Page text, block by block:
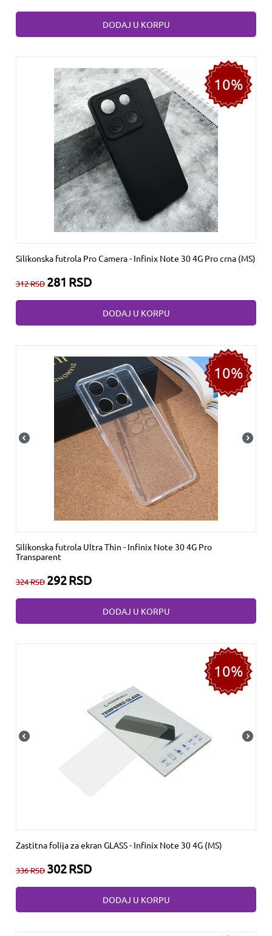
DODAJ U KORPU
10%
Silikonska futrola Pro Camera - Infinix Note 30 4G Pro crna (MS)
312RSD 281 RSD
DODAJ U KORPU
10%
Silikonska futrola Ultra Thin - Infinix Note 30 4G Pro
Transparent
324RSD 292RSD
DODAJ U KORPU
10%
Zastitna folija za ekran GLASS - Infinix Note 30 4G (MS)
336RSD 302RSD
DODAJ U KORPU